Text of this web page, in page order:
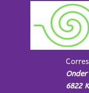
Onder
6822